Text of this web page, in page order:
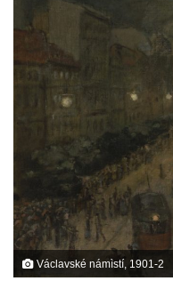
Václavské námìstí, 1901-2